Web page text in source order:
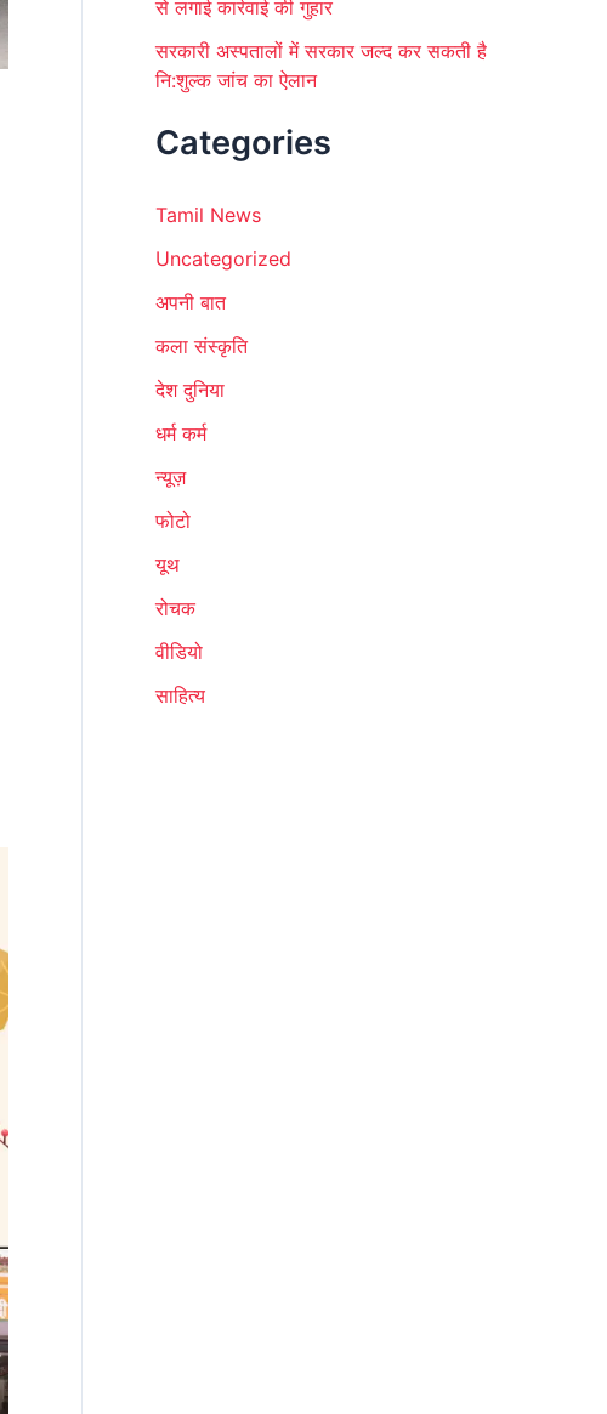
से लगाई कार्रवाई की गुहार
सरकारी अस्पतालों में सरकार जल्द कर सकती है
नि:शुल्क जांच का ऐलान
Categories
Tamil News
Uncategorized
अपनी बात
कला संस्कृति
देश दुनिया
धर्म कर्म
न्यूज़
फोटो
यूथ
रोचक
वीडियो
साहित्य